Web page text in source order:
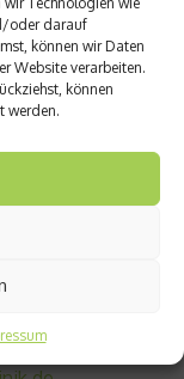
oder darauf
können wir Daten
Website verarbeiten.
können
werden.
Serie zum